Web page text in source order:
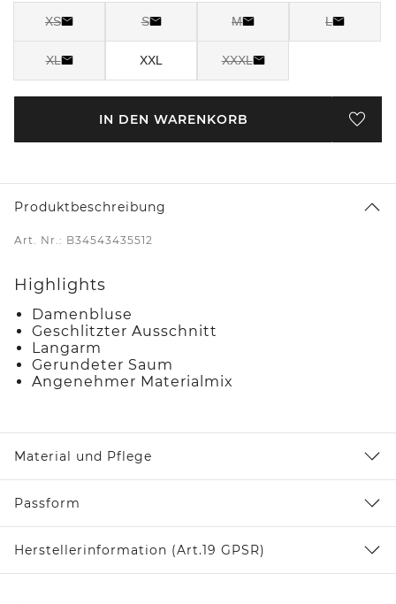
XS S M L
XL XXL XXXL
IN DEN WARENKORB
Produktbeschreibung
Art. Nr.: B34543435512
Highlights
Damenbluse
Geschlitzter Ausschnitt
Langarm
Gerundeter Saum
Angenehmer Materialmix
Material und Pflege
Passform
Herstellerinformation (Art.19 GPSR)